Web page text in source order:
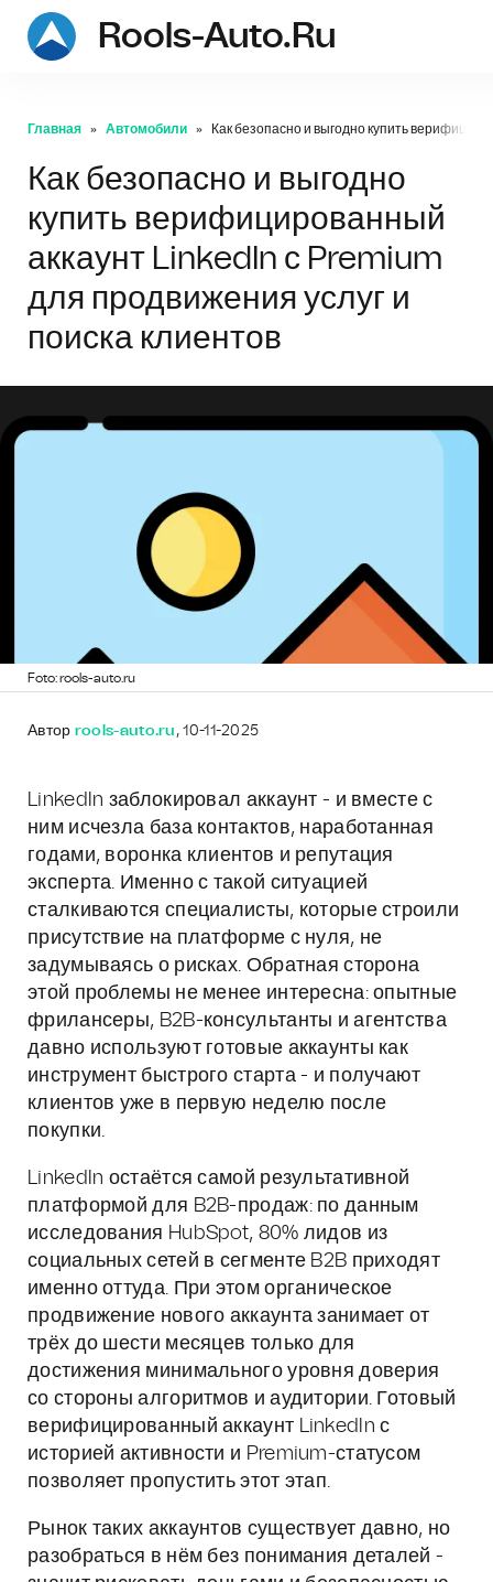
Rools-Auto.ru
Главная Автомобили Как безопасно и выгодно купить
Как безопасно и выгодно
купить верифицированный
аккаунт LinkedIn с Premium
для продвижения услуг и
поиска клиентов
Foto: rools-auto.ru
Автор rools-auto.ru , 10-11-2025
LinkedIn заблокировал аккаунт - и вместе с
ним исчезла база контактов, наработанная
годами, воронка клиентов и репутация
эксперта. Именно с такой ситуацией
сталкиваются специалисты, которые строили
присутствие на платформе с нуля, не
задумываясь о рисках. Обратная сторона
этой проблемы не менее интересна: опытные
фрилансеры, B2B-консультанты и агентства
давно используют готовые аккаунты как
инструмент быстрого старта - и получают
клиентов уже в первую неделю после
покупки.
LinkedIn остаётся самой результативной
платформой для B2B-продаж: по данным
исследования HubSpot, 80% лидов из
социальных сетей в сегменте B2B приходят
именно оттуда. При этом органическое
продвижение нового аккаунта занимает от
трёх до шести месяцев только для
достижения минимального уровня доверия
со стороны алгоритмов и аудитории. Готовый
верифицированный аккаунт LinkedIn с
историей активности и Premium-статусом
позволяет пропустить этот этап.
Рынок таких аккаунтов существует давно, но
разобраться в нём без понимания деталей -